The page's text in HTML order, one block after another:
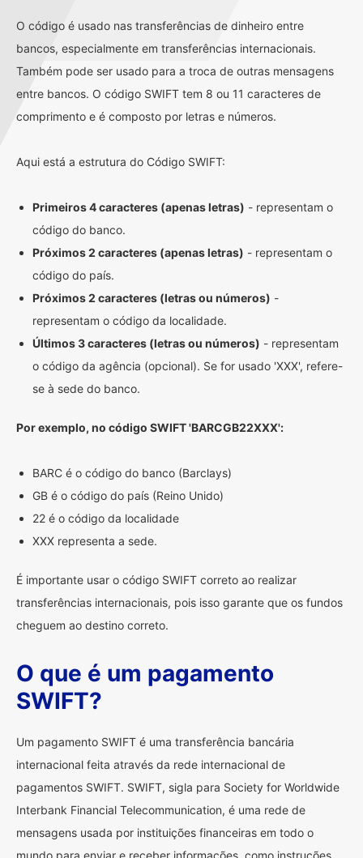
O código é usado nas transferências de dinheiro entre
bancos, especialmente em transferências internacionais.
Também pode ser usado para a troca de outras mensagens
entre bancos. O código SWIFT tem 8 ou 11 caracteres de
comprimento e é composto por letras e números.
Aqui está a estrutura do Código SWIFT:
Primeiros 4 caracteres (apenas letras) - representam o
código do banco.
Próximos 2 caracteres (apenas letras) - representam o
código do país.
Próximos 2 caracteres (letras ou números) -
representam o código da localidade.
Últimos 3 caracteres (letras ou números) - representam
o código da agência (opcional). Se for usado 'XXX', refere-
se à sede do banco.
Por exemplo, no código SWIFT 'BARCGB22XXX':
BARC é o código do banco (Barclays)
GB é o código do país (Reino Unido)
22 é o código da localidade
XXX representa a sede.
É importante usar o código SWIFT correto ao realizar
transferências internacionais, pois isso garante que os fundos
cheguem ao destino correto.
O que é um pagamento
SWIFT?
Um pagamento SWIFT é uma transferência bancária
internacional feita através da rede internacional de
pagamentos SWIFT. SWIFT, sigla para Society for Worldwide
Interbank Financial Telecommunication, é uma rede de
mensagens usada por instituições financeiras em todo o
mundo para enviar e receber informações, como instruções